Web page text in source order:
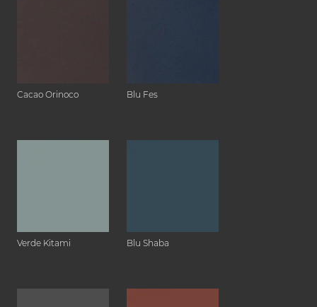
Cacao Orinoco Blu Fes
Verde Kitami Blu Shaba